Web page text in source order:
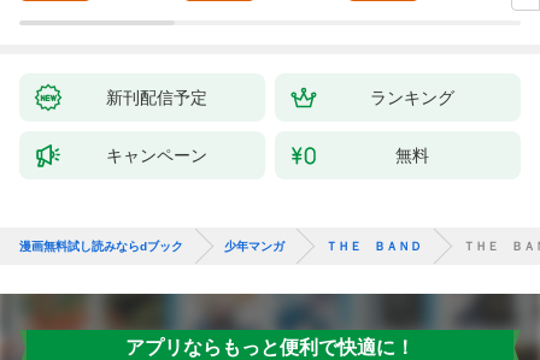
が、出世した元教え子
新刊配信予定 ランキング
キャンペーン 無料
漫画無料試し読みならdブック 少年マンガ ＴＨＥ ＢＡＮＤ ＴＨＥ ＢＡ
アプリならもっと便利で快適に！